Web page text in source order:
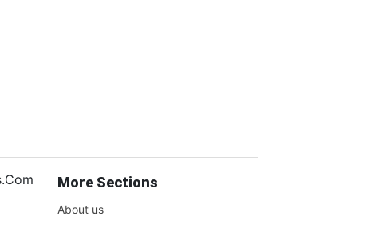
More Sections
About us